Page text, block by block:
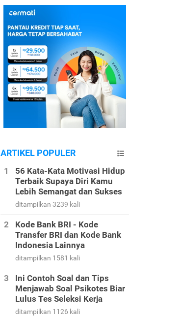
ARTIKEL POPULER
56 Kata-Kata Motivasi Hidup
Terbaik Supaya Diri Kamu
Lebih Semangat dan Sukses
ditampilkan 3239 kali
Kode Bank BRI - Kode
Transfer BRI dan Kode Bank
Indonesia Lainnya
ditampilkan 1581 kali
Ini Contoh Soal dan Tips
Menjawab Soal Psikotes Biar
Lulus Tes Seleksi Kerja
ditampilkan 1126 kali